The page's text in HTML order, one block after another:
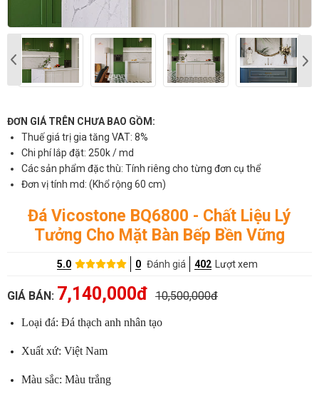
ĐƠN GIÁ TRÊN CHƯA BAO GỒM:
Thuế giá trị gia tăng VAT: 8%
Chi phí lắp đặt: 250k / md
Các sản phẩm đặc thù: Tính riêng cho từng đơn cụ thể
Đơn vị tính md: (Khổ rộng 60 cm)
Đá Vicostone BQ6800 - Chất Liệu Lý
Tưởng Cho Mặt Bàn Bếp Bền Vững
5.0 0 Đánh giá 402 Lượt xem
GIÁ BÁN: 7,140,000đ 10,500,000đ
Loại đá: Đá thạch anh nhân tạo
Xuất xứ: Việt Nam
Màu sắc: Màu trắng